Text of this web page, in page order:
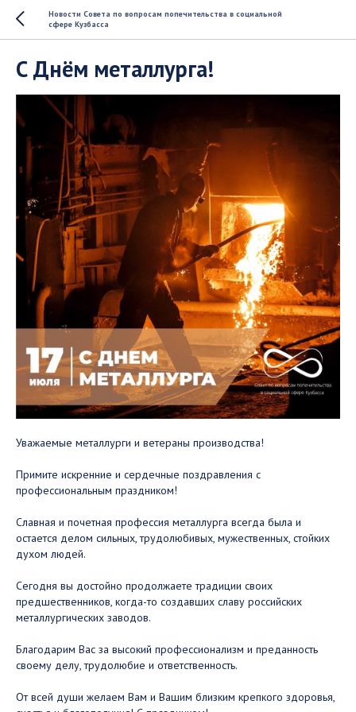
Новости Совета по вопросам попечительства в социальной
сфере Кузбасса
С Днём металлурга!
Уважаемые металлурги и ветераны производства!
Примите искренние и сердечные поздравления с
профессиональным праздником!
Славная и почетная профессия металлурга всегда была и
остается делом сильных, трудолюбивых, мужественных, стойких
духом людей.
Сегодня вы достойно продолжаете традиции своих
предшественников, когда-то создавших славу российских
металлургических заводов.
Благодарим Вас за высокий профессионализм и преданность
своему делу, трудолюбие и ответственность.
От всей души желаем Вам и Вашим близким крепкого здоровья,